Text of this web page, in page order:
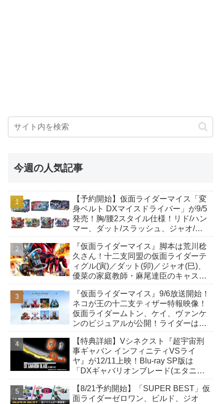
今週の人気記事
【予約開始】仮面ライダーマイス「変
身ベルト DXマイスドライバー」が9/5
発売！胸/腰2スタイル仕様！リド/ハン
マー、ダット/スラッシュ、ジャオ/バ
も！
『仮面ライダーマイス』脚本は荒川稔
久さん！十二支同盟の仮面ライダーテ
ィグル(寅)／ダット(卯)／ジャオ(巳)、
優菜の家庭教師・麻尾達臣のキャスト
んも変身！
『仮面ライダーマイス』9/6放送開始！
ネコが王の十二支ティザー特報映像！
仮面ライダームトン、ケイ、ヴァンケ
ンのビジュアルが公開！ライダーは子
【特典詳細】Vシネクスト『超宇宙刑
事ギャバン インフィニティVSライ
ヤ』が12/11上映！Blu-ray SP版は
「DXギャバリオンブレード(エタニテ
か豪華特典付き！
【8/21予約開始】「SUPER BEST」仮
面ライダーゼロワン、ビルド、ジオ